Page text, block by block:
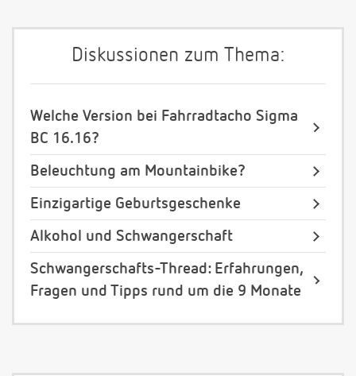
Diskussionen zum Thema:
Welche Version bei Fahrradtacho Sigma
BC 16.16?
Beleuchtung am Mountainbike?
Einzigartige Geburtsgeschenke
Alkohol und Schwangerschaft
Schwangerschafts-Thread: Erfahrungen,
Fragen und Tipps rund um die 9 Monate